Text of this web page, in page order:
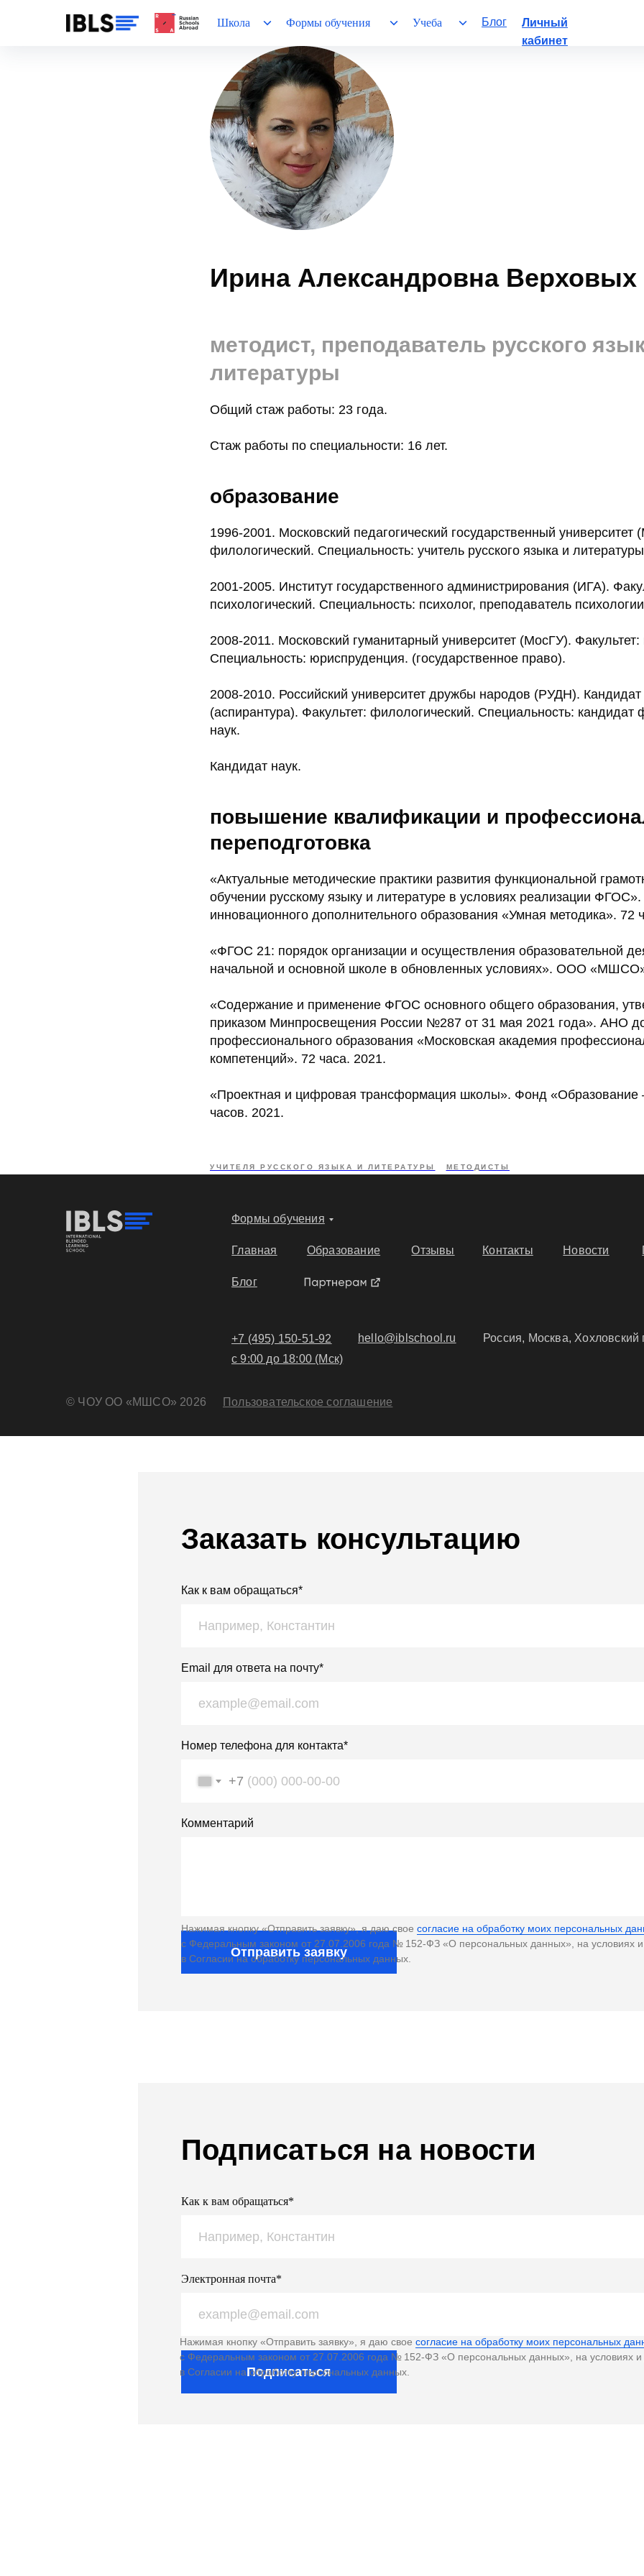
Блог
Личный
кабинет
Формы обучения Учеба
Школа
Ирина Александровна Верховых
методист, преподаватель русского
литературы
Общий стаж работы: 23 года.
Стаж работы по специальности: 16 лет.
образование
1996-2001. Московский педагогический государственный университет
филологический. Специальность: учитель русского языка и
2001-2005. Институт государственного администрирования (ИГА).
психологический. Специальность: психолог, преподаватель
2008-2011. Московский гуманитарный университет (МосГУ).
Специальность: юриспруденция. (государственное право).
2008-2010. Российский университет дружбы народов (РУДН). Кандидат
(аспирантура). Факультет: филологический. Специальность: кандидат
наук.
Кандидат наук.
повышение квалификации и
переподготовка
«Актуальные методические практики развития функциональной
обучении русскому языку и литературе в условиях реализации
инновационного дополнительного образования «Умная методика». 72
«ФГОС 21: порядок организации и осуществления образовательной
начальной и основной школе в обновленных условиях». ООО
«Содержание и применение ФГОС основного общего образования,
приказом Минпросвещения России №287 от 31 мая 2021 года». АНО
профессионального образования «Московская академия
компетенций». 72 часа. 2021.
«Проектная и цифровая трансформация школы». Фонд «Образование
часов. 2021.
УЧИТЕЛЯ РУССКОГО ЯЗЫКА И ЛИТЕРАТУРЫ МЕТОДИСТЫ
Главная Образование Отзывы Контакты
+7 (495) 150-51-92
с 9:00 до 18:00 (Мск)
hello@iblschool.ru Россия, Москва, Хохловский
© ЧОУ ОО «МШСО» 2026 Пользовательское соглашение
Новости
Блог
Формы обучения
Заказать консультацию
Как к вам обращаться*
Email для ответа на почту*
Номер телефона для контакта*
+7
Комментарий
Отправить заявку
Нажимая кнопку «Отправить заявку», я даю свое согласие на обработку моих персональных
с Федеральным законом от 27.07.2006 года № 152-ФЗ «О персональных данных», на условиях
в Согласии на обработку персональных данных.
Подписаться на новости
Как к вам обращаться*
Электронная почта*
Подписаться
Нажимая кнопку «Отправить заявку», я даю свое согласие на обработку моих персональных
с Федеральным законом от 27.07.2006 года № 152-ФЗ «О персональных данных», на условиях
в Согласии на обработку персональных данных.